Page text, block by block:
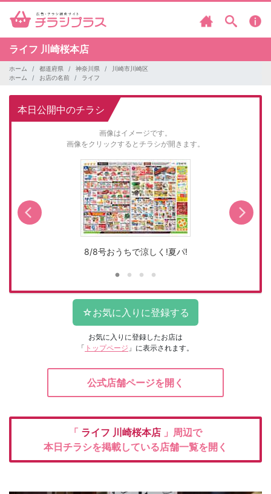
ライフ 川崎桜本店
ホーム 都道府県 神奈川県
川崎市川崎区
ホーム
お店の名前 ライフ
本日公開中のチラシ
画像はイメージです。
画像をクリックするとチラシが開きます。
8/8号おうちで涼しく!夏パ!
お気に入りに登録したお店は
「 トップページ 」に表示されます。
公式店舗ページを開く
「 ライフ 川崎桜本店 」周辺で
本日チラシを掲載している店舗一覧を開く